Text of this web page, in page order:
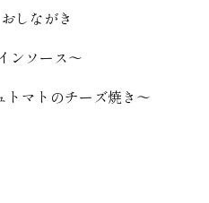
しながき
ンソース～
トマトのチーズ焼き～